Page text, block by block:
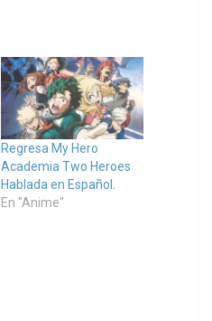
Regresa My Hero
Academia Two Heroes
Hablada en Español.
En "Anime"